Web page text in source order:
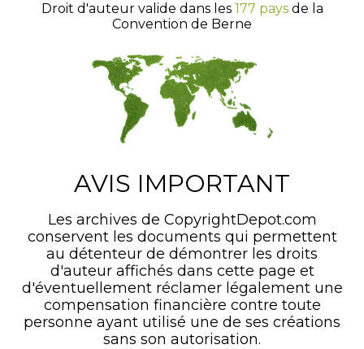
Droit d'auteur valide dans les 177 paysde la
Convention de Berne
AVIS IMPORTANT
Les archives de CopyrightDepot.com
conservent les documents qui permettent
au détenteur de démontrer les droits
d'auteur affichés dans cette page et
d'éventuellement réclamer légalement une
compensation financière contre toute
personne ayant utilisé une de ses créations
sans son autorisation.